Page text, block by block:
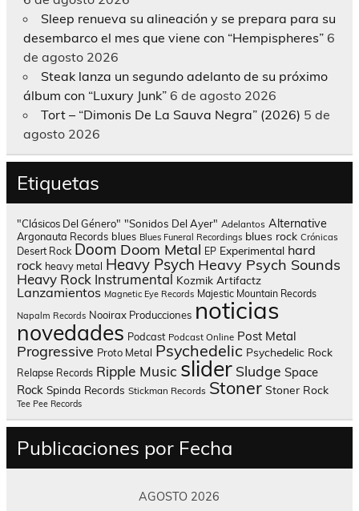
Sleep renueva su alineación y se prepara para su
desembarco el mes que viene con “Hempispheres” 6
de agosto 2026
Steak lanza un segundo adelanto de su próximo
álbum con “Luxury Junk” 6 de agosto 2026
Tort – “Dimonis De La Sauva Negra” (2026) 5 de
agosto 2026
Etiquetas
"Clásicos Del Género" "Sonidos Del Ayer" Adelantos Alternative
Argonauta Records blues Blues Funeral Recordings blues rock Crónicas
Desert Rock Doom Doom Metal EP Experimental hard
rock heavy metal Heavy Psych Heavy Psych Sounds
Heavy Rock Instrumental Kozmik Artifactz
Lanzamientos Magnetic Eye Records Majestic Mountain Records
Napalm Records Nooirax Producciones noticias
novedades Podcast Podcast Online Post Metal
Progressive Proto Metal Psychedelic Psychedelic Rock
Relapse Records Ripple Music slider Sludge Space
Rock Spinda Records Stickman Records Stoner Stoner Rock
Tee Pee Records
Publicaciones por Fecha
AGOSTO 2026